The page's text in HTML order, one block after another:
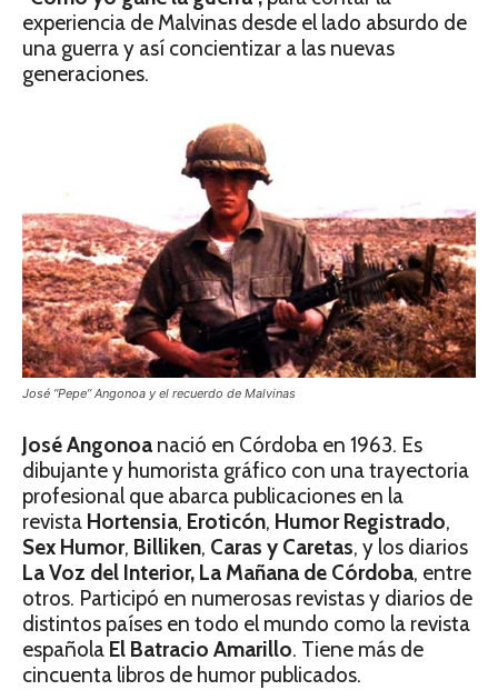
experiencia de Malvinas desde el lado absurdo de
una guerra y así concientizar a las nuevas
generaciones.
José “Pepe” Angonoa y el recuerdo de Malvinas
José Angonoa nació en Córdoba en 1963. Es
dibujante y humorista gráfico con una trayectoria
profesional que abarca publicaciones en la
revista Hortensia, Eroticón, Humor Registrado,
Sex Humor, Billiken, Caras y Caretas, y los diarios
La Voz del Interior, La Mañana de Córdoba, entre
otros. Participó en numerosas revistas y diarios de
distintos países en todo el mundo como la revista
española El Batracio Amarillo. Tiene más de
cincuenta libros de humor publicados.